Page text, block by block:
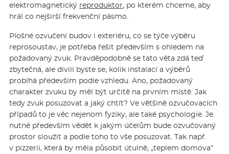
elektromagnetický reproduktor, po kterém chceme, aby
hrál co nejširší frekvenční pásmo.
Plošné ozvučení budov i exteriéru, co se týče výběru
reprosoustav, je potřeba řešit především s ohledem na
požadovaný zvuk. Pravděpodobně se tato věta zdá teď
zbytečná, ale divili byste se, kolik instalací a výběrů
probíhá především podle vzhledu. Ano, požadovaný
charakter zvuku by měl být určitě na prvním místě. Jak
tedy zvuk posuzovat a jaký chtít? Ve většině ozvučovacích
případů to je věc nejenom fyziky, ale také psychologie. Je
nutné především vědět k jakým účelům bude ozvučovaný
prostor sloužit a podle toho to vše posuzovat. Tak např.
v pizzerii, která by měla působit útulně, „teplem domova“